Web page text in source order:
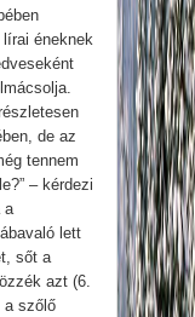
éneknek
de az
tennem
– kérdezi
a
lett
sőt a
azt (6.
a szőlő